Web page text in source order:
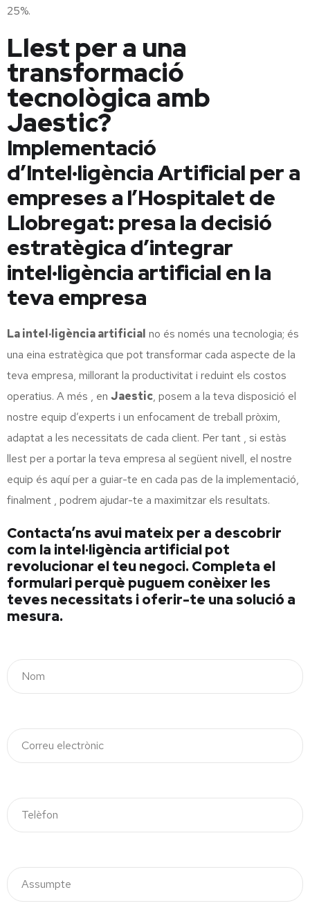
25%.
Llest per a una
transformació
tecnològica amb
Jaestic?
Implementació
d’Intel·ligència Artificial per a
empreses a l’Hospitalet de
Llobregat: presa la decisió
estratègica d’integrar
intel·ligència artificial en la
teva empresa
La intel·ligència artificial no és només una tecnologia; és
una eina estratègica que pot transformar cada aspecte de la
teva empresa, millorant la productivitat i reduint els costos
operatius. A més , en Jaestic, posem a la teva disposició el
nostre equip d’experts i un enfocament de treball pròxim,
adaptat a les necessitats de cada client. Per tant , si estàs
llest per a portar la teva empresa al següent nivell, el nostre
equip és aquí per a guiar-te en cada pas de la implementació,
finalment , podrem ajudar-te a maximitzar els resultats.
Contacta’ns avui mateix per a descobrir
com la intel·ligència artificial pot
revolucionar el teu negoci. Completa el
formulari perquè puguem conèixer les
teves necessitats i oferir-te una solució a
mesura.